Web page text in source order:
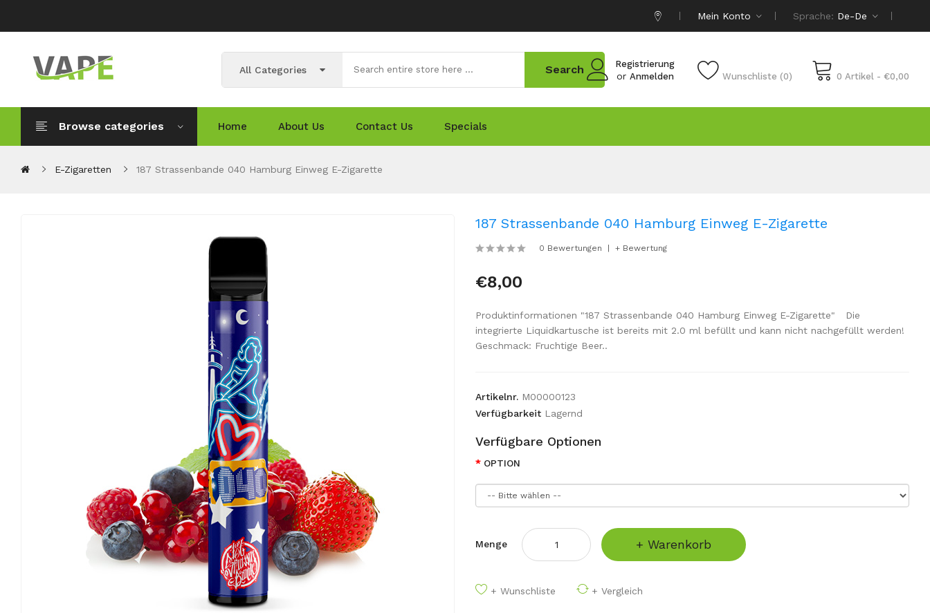
Mein Konto Sprache: De-De
Registrierung
or Anmelden Wunschliste (0) 0 Artikel - €0,00
All Categories Search
Browse categories Home About Us Contact Us Specials
E-Zigaretten 187 Strassenbande 040 Hamburg Einweg E-Zigarette
187 Strassenbande 040 Hamburg Einweg E-Zigarette
0 Bewertungen + Bewertung
€8,00
Produktinformationen "187 Strassenbande 040 Hamburg Einweg E-Zigarette" Die
integrierte Liquidkartusche ist bereits mit 2.0 ml befüllt und kann nicht nachgefüllt werden!
Geschmack: Fruchtige Beer..
Artikelnr. M00000123
Verfügbarkeit Lagernd
Verfügbare Optionen
OPTION
Menge + Warenkorb
+ Wunschliste + Vergleich